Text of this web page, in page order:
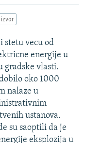
izvor
stetu vecu od
energije u
gradske vlasti.
oko 1000
nalaze u
ustanova.
su saoptili da je
eksplozija u